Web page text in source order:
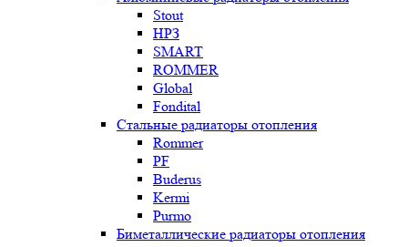
Stout
НРЗ
SMART
ROMMER
Global
Fondital
Стальные радиаторы отопления
Rommer
PF
Buderus
Kermi
Purmo
Биметаллические радиаторы отопления